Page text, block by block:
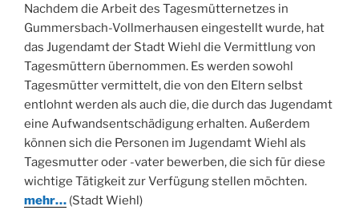
Nachdem die Arbeit des Tagesmütternetzes in
Gummersbach-Vollmerhausen eingestellt wurde, hat
das Jugendamt der Stadt Wiehl die Vermittlung von
Tagesmüttern übernommen. Es werden sowohl
Tagesmütter vermittelt, die von den Eltern selbst
entlohnt werden als auch die, die durch das Jugendamt
eine Aufwandsentschädigung erhalten. Außerdem
können sich die Personen im Jugendamt Wiehl als
Tagesmutter oder -vater bewerben, die sich für diese
wichtige Tätigkeit zur Verfügung stellen möchten.
mehr… (Stadt Wiehl)